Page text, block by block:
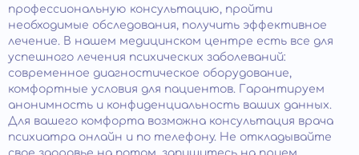
профессиональную консультацию, пройти
необходимые обследования, получить эффективное
лечение. В нашем медицинском центре есть все для
успешного лечения психических заболеваний:
современное диагностическое оборудование,
комфортные условия для пациентов. Гарантируем
анонимность и конфиденциальность ваших данных.
Для вашего комфорта возможна консультация врача
психиатра онлайн и по телефону. Не откладывайте